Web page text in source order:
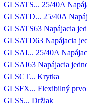
GLSATS... 25/40A
GLSATD... 25/40A
GLSATS63 Napájacia
GLSATD63 Napájacia
GLSAI... 25/40A
GLSAI63 Napájacia
GLSCT... Krytka
GLSFX... Flexibilný
GLSS... Držiak